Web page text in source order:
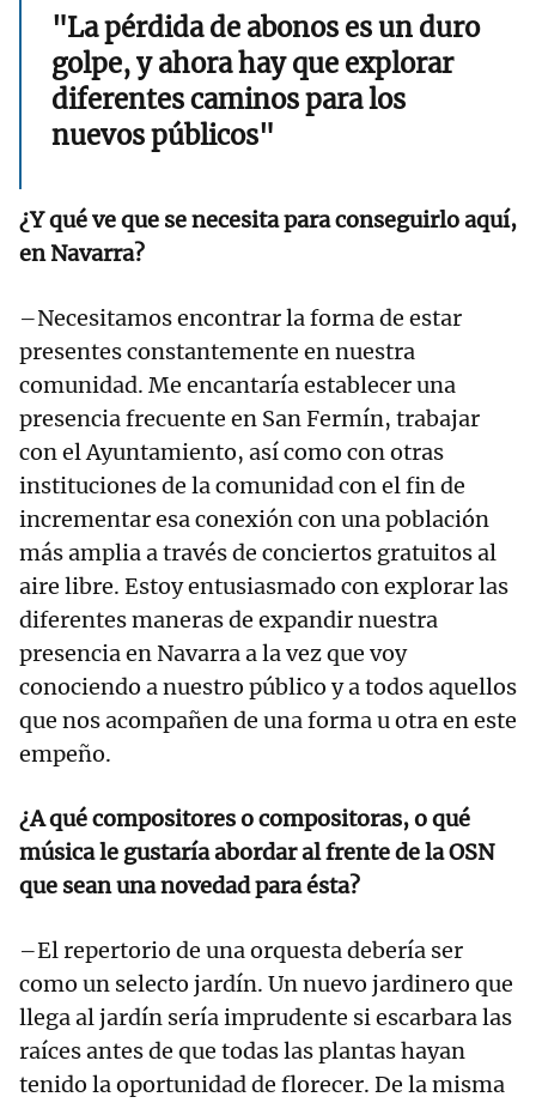
"La pérdida de abonos es un duro
golpe, y ahora hay que explorar
diferentes caminos para los
nuevos públicos"
¿Y qué ve que se necesita para conseguirlo aquí,
en Navarra?
–Necesitamos encontrar la forma de estar
presentes constantemente en nuestra
comunidad. Me encantaría establecer una
presencia frecuente en San Fermín, trabajar
con el Ayuntamiento, así como con otras
instituciones de la comunidad con el fin de
incrementar esa conexión con una población
más amplia a través de conciertos gratuitos al
aire libre. Estoy entusiasmado con explorar las
diferentes maneras de expandir nuestra
presencia en Navarra a la vez que voy
conociendo a nuestro público y a todos aquellos
que nos acompañen de una forma u otra en este
empeño.
¿A qué compositores o compositoras, o qué
música le gustaría abordar al frente de la OSN
que sean una novedad para ésta?
–El repertorio de una orquesta debería ser
como un selecto jardín. Un nuevo jardinero que
llega al jardín sería imprudente si escarbara las
raíces antes de que todas las plantas hayan
tenido la oportunidad de florecer. De la misma